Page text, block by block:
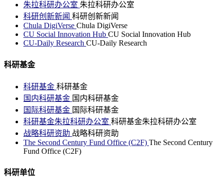
朱拉科研办公室 朱拉科研办公室
科研创新新闻 科研创新新闻
Chula DigiVerse Chula DigiVerse
CU Social Innovation Hub CU Social Innovation Hub
CU-Daily Research CU-Daily Research
科研基金
科研基金 科研基金
国内科研基金 国内科研基金
国际科研基金 国际科研基金
科研基金朱拉科研办公室 科研基金朱拉科研办公室
战略科研资助 战略科研资助
The Second Century Fund Office (C2F) The Second Century
Fund Office (C2F)
科研单位